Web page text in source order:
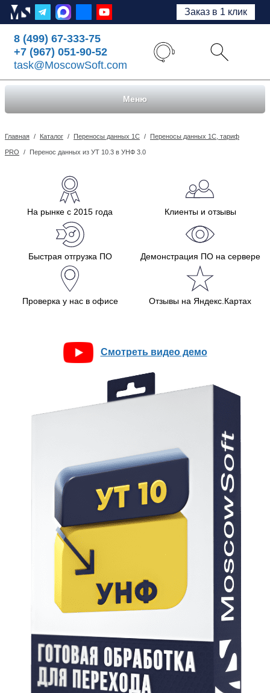
Заказ в 1 клик
8 (499) 67-333-75
+7 (967) 051-90-52
task@MoscowSoft.com
Меню
Главная / Каталог / Переносы данных 1С / Переносы данных 1С, тариф
PRO / Перенос данных из УТ 10.3 в УНФ 3.0
На рынке с 2015 года Клиенты и отзывы
Быстрая отгрузка ПО Демонстрация ПО на сервере
Проверка у нас в офисе Отзывы на Яндекс.Картах
Смотреть видео демо